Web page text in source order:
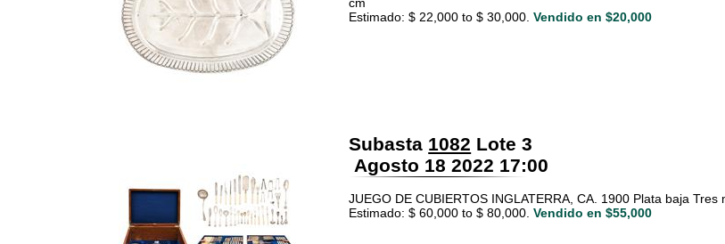
Estimado: $ 22,000 to $ 30,000. Vendido en $20,000
Subasta 1082 Lote 3
Agosto 18 2022 17:00
JUEGO DE CUBIERTOS INGLATERRA, CA. 1900 Plata baja
Estimado: $ 60,000 to $ 80,000. Vendido en $55,000